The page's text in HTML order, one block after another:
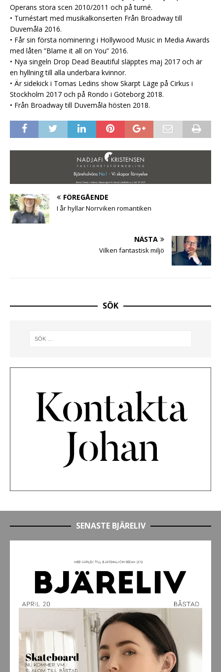
Operans stora scen 2010/2011 och på turné.
• Turnéstart med musikalkonserten Från Broadway till
Duvemåla 2016.
• Får sin första nominering i Hollywood Music in Media Awards
med låten ”Blame it all on You” 2016.
• Nya singeln Drop Dead Beautiful släpptes maj 2017 och är
en hyllning till alla underbara kvinnor.
• Är sidekick i Tomas Ledins show Skarpt Läge på Cirkus i
Stockholm 2017 och på Rondo i Göteborg 2018.
• Från Broadway till Duvemåla hösten 2018.
FÖREGÅENDE
I år hyllar Norrviken romantiken
NÄSTA
Vilken fantastisk miljö
SÖK
SENASTE BJÄRELIV